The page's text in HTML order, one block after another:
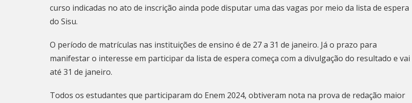
curso indicadas no ato de inscrição ainda pode disputar uma das vagas por meio da lista de espera
do Sisu.
O período de matrículas nas instituições de ensino é de 27 a 31 de janeiro. Já o prazo para
manifestar o interesse em participar da lista de espera começa com a divulgação do resultado e vai
até 31 de janeiro.
Todos os estudantes que participaram do Enem 2024, obtiveram nota na prova de redação maior